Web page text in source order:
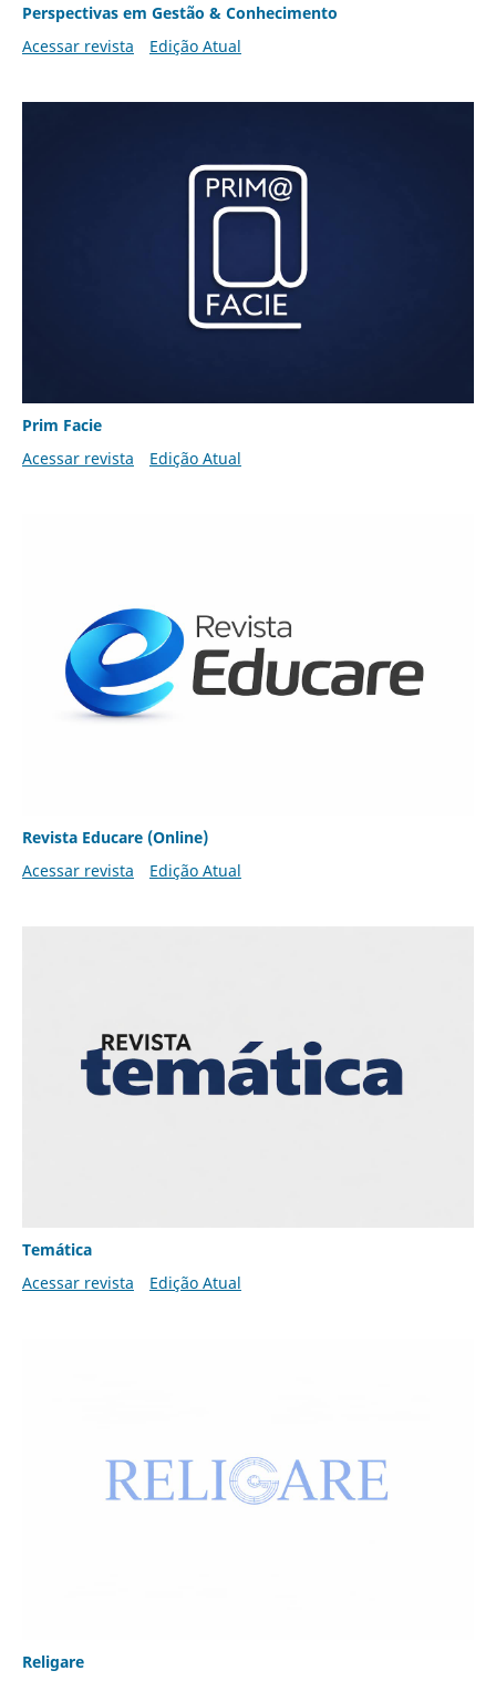
Perspectivas em Gestão & Conhecimento
Acessar revista
Edição Atual
Prim Facie
Acessar revista
Edição Atual
Revista Educare (Online)
Acessar revista
Edição Atual
Temática
Acessar revista
Edição Atual
Religare